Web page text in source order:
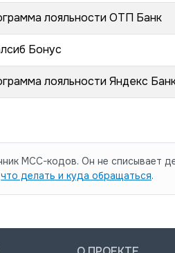
лояльности ОТП Банк
Бонус
лояльности Яндекс
MCC-кодов. Он не списывает
что делать и куда обращаться.